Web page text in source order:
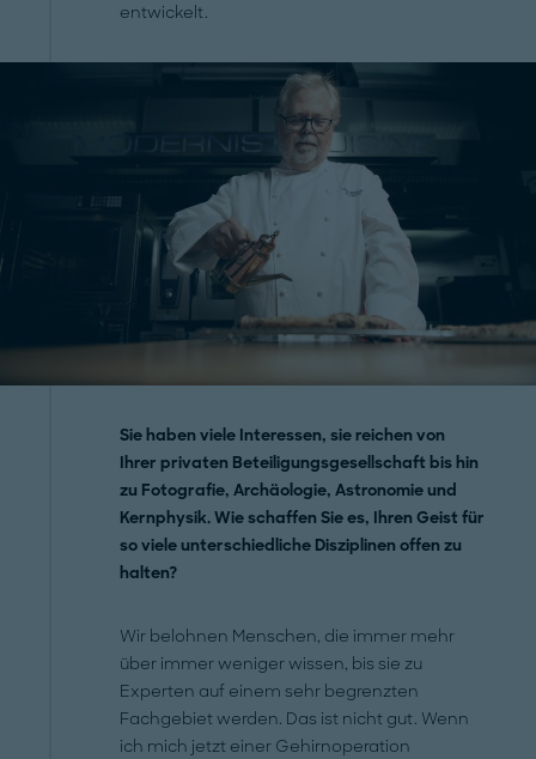
entwickelt.
Sie haben viele Interessen, sie reichen von
Ihrer ­privaten Beteiligungsgesellschaft bis hin
zu Foto­grafie, Archäologie, Astronomie und
Kernphysik. Wie schaffen Sie es, Ihren Geist für
so viele unterschiedliche Disziplinen offen zu
halten?
Wir belohnen Menschen, die immer mehr
über immer weniger wissen, bis sie zu
Experten auf einem sehr begrenzten
Fachgebiet werden. Das ist nicht gut. Wenn
ich mich jetzt einer Gehirnoperation